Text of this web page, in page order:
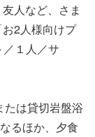
人など、さま
2人様向けプ
１人／サ
は貸切岩盤浴
るほか、夕食